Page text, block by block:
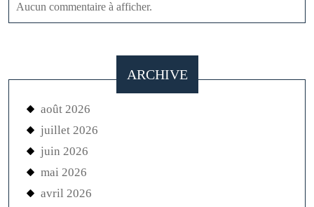
Aucun commentaire à afficher.
ARCHIVE
août 2026
juillet 2026
juin 2026
mai 2026
avril 2026